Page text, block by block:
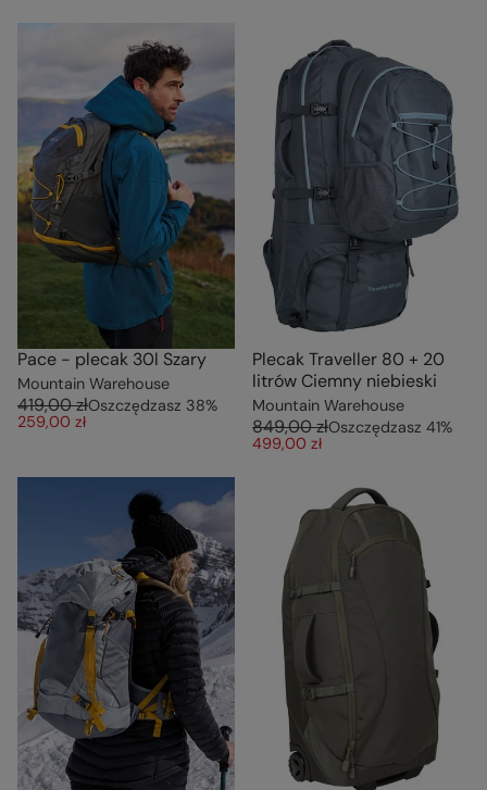
Pace - plecak 30l Szary
Mountain Warehouse
419,00 złOszczędzasz 38%
259,00 zł
Plecak Traveller 80 + 20
litrów Ciemny niebieski
Mountain Warehouse
849,00 złOszczędzasz 41%
499,00 zł